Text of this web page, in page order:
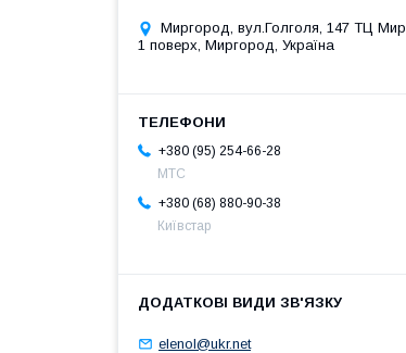
Миргород, вул.Голголя, 147 ТЦ Мир
1 поверх, Миргород, Україна
+380 (95) 254-66-28
МТС
+380 (68) 880-90-38
Київстар
elenol@ukr.net